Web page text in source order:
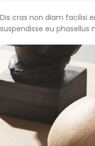
Dis cras non diam facilisi
suspendisse eu